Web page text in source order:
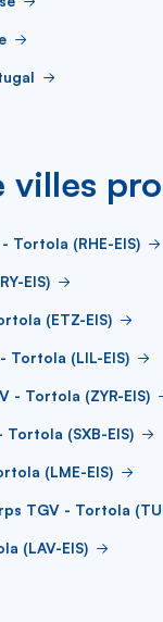
villes
Tortola (RHE-EIS)
EIS)
(ETZ-EIS)
Tortola (LIL-EIS)
- Tortola (ZYR-EIS)
(SXB-EIS)
(LME-EIS)
TGV - Tortola
(LAV-EIS)